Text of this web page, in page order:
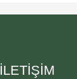
İLETİŞİM